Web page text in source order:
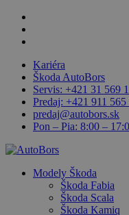
Skip
main
Kariéra
Škoda AutoBors
Servis: +421 31 569
Predaj: +421 911 565
predaj@autobors.sk
Pon – Pia: 8:00 –
search
Menu
Modely Škoda
Škoda Fabia
Škoda Scala
Škoda Kamiq